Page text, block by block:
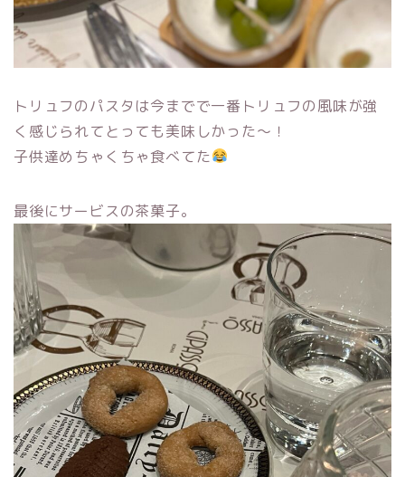
トリュフのパスタは今までで一番トリュフの風味が強
く感じられてとっても美味しかった〜！
子供達めちゃくちゃ食べてた
最後にサービスの茶菓子。